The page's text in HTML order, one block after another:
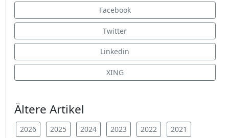
Facebook
Twitter
Linkedin
XING
Ältere Artikel
2026 2025 2024 2023 2022 2021